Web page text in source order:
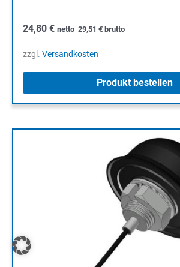
24,80 € netto 29,51 € brutto
zzgl. Versandkosten
Produkt bestellen